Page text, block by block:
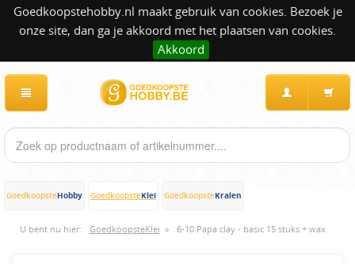
Goedkoopstehobby.nl maakt gebruik van cookies. Bezoek je
onze site, dan ga je akkoord met het plaatsen van cookies.
Akkoord
GoedkoopsteHobby GoedkoopsteKlei GoedkoopsteKralen
U bent nu hier: GoedkoopsteKlei » 6-10 Papa clay - basic 15 stuks + wax